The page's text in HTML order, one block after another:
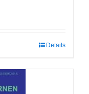
Details